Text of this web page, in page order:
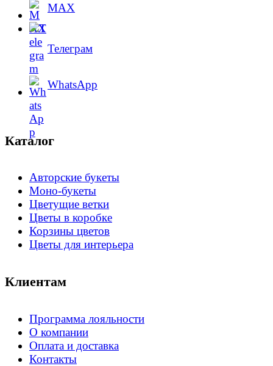
MAX
Телеграм
WhatsApp
Каталог
Авторские букеты
Моно-букеты
Цветущие ветки
Цветы в коробке
Корзины цветов
Цветы для интерьера
Клиентам
Программа лояльности
О компании
Оплата и доставка
Контакты